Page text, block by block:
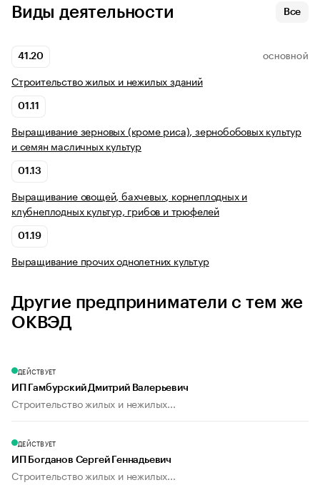
Виды деятельности Все
41.20 ОСНОВНОЙ
Строительство жилых и нежилых зданий
01.11
Выращивание зерновых (кроме риса), зернобобовых культур
и семян масличных культур
01.13
Выращивание овощей, бахчевых, корнеплодных и
клубнеплодных культур, грибов и трюфелей
01.19
Выращивание прочих однолетних культур
Другие предприниматели с тем же
ОКВЭД
ДЕЙСТВУЕТ
ИП Гамбурский Дмитрий Валерьевич
Строительство жилых и нежилых...
ДЕЙСТВУЕТ
ИП Богданов Сергей Геннадьевич
Строительство жилых и нежилых...